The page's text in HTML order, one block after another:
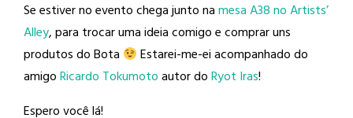
Se estiver no evento chega junto namesa A38 no Artists’
Alley, para trocar uma ideia comigo e comprar uns
produtos do Bota
Estarei-me-ei acompanhado do
amigoRicardo Tokumotoautor doRyot Iras!
Espero você lá!